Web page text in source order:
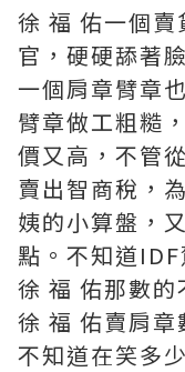
徐 福 佑一個
官，硬硬舔著
一個肩章臂章
臂章做工粗糙
價又高，不管
賣出智商稅，
姨的小算盤，
點。不知道
徐 福 佑那數的
徐 福 佑賣肩
不知道在笑多